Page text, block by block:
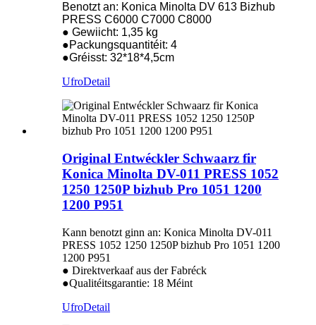
Benotzt an: Konica Minolta DV 613 Bizhub
PRESS C6000 C7000 C8000
● Gewiicht: 1,35 kg
●Packungsquantitéit: 4
●Gréisst: 32*18*4,5cm
UfroDetail
Original Entwéckler Schwaarz fir
Konica Minolta DV-011 PRESS 1052
1250 1250P bizhub Pro 1051 1200
1200 P951
Kann benotzt ginn an: Konica Minolta DV-011
PRESS 1052 1250 1250P bizhub Pro 1051 1200
1200 P951
● Direktverkaaf aus der Fabréck
●Qualitéitsgarantie: 18 Méint
UfroDetail